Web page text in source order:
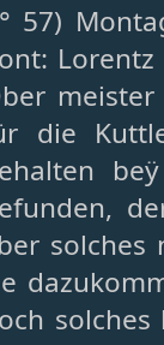
57)
die